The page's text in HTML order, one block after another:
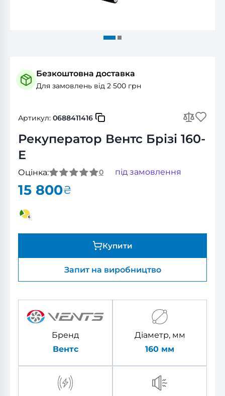
Безкоштовна доставка
Для замовлень від 2 500 грн
Артикул: 0688411416
Рекуператор Вентс Брізі 160-
E
Оцінка: 0 під замовлення
15 800₴
Купити
Запит на виробництво
Бренд
Вентс
Діаметр, мм
160 мм